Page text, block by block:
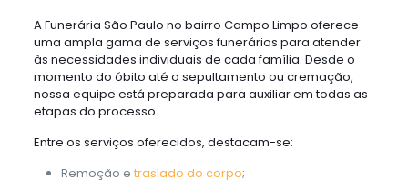
A Funerária São Paulo no bairro Campo Limpo oferece
uma ampla gama de serviços funerários para atender
às necessidades individuais de cada família. Desde o
momento do óbito até o sepultamento ou cremação,
nossa equipe está preparada para auxiliar em todas as
etapas do processo.
Entre os serviços oferecidos, destacam-se:
Remoção e traslado do corpo;